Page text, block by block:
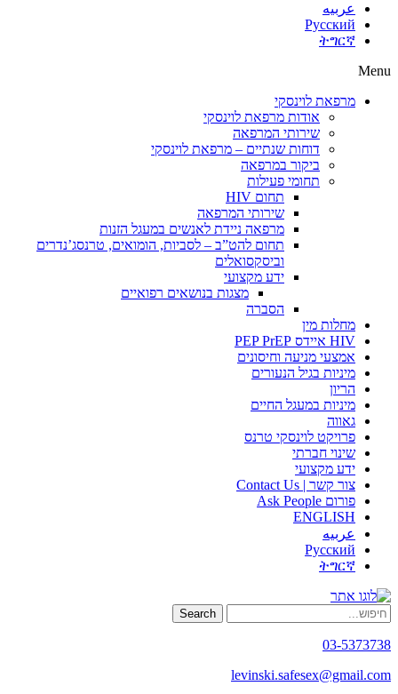
عربيه
Русский
ትግርኛ
Menu
מרפאת לוינסקי
אודות מרפאת לוינסקי
שירותי המרפאה
דוחות שנתיים – מרפאת לוינסקי
ביקור במרפאה
תחומי פעילות
תחום HIV
שירותי המרפאה
מרפאה ניידת לאנשים במעגל הזנות
תחום להט”ב – לסביות, הומואים, טרנסג’נדרים
וביסקסואלים
ידע מקצועי
מצגות בנושאים רפואיים
הסברה
מחלות מין
HIV איידס PEP PrEP
אמצעי מניעה וחיסונים
מיניות בגיל הנעורים
הריון
מיניות במעגל החיים
גאווה
פרויקט לוינסקי טרנס
שינוי חברתי
ידע מקצועי
צור קשר | Contact Us
פורום Ask People
ENGLISH
عربيه
Русский
ትግርኛ
Search
03-5373738
levinski.safesex@gmail.com